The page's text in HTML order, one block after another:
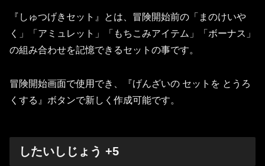
『しゅつげきセット』とは、冒険開始前の「まのけいや
く」「アミュレット」「もちこみアイテム」「ボーナス」
の組み合わせを記憶できるセットの事です。
冒険開始画面で使用でき、『げんざいの セットを とうろ
くする』ボタンで新しく作成可能です。
したいしじょう +5